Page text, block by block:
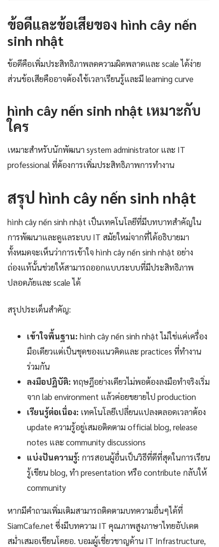
ข้อดีและข้อเสียของ hình cây nến
sinh nhật
ข้อดีคือเพิ่มประสิทธิภาพลดความผิดพลาดและ scale ได้ง่าย
ส่วนข้อเสียคืออาจต้องใช้เวลาเรียนรู้และมี learning curve
hình cây nến sinh nhật เหมาะกับ
ใคร
เหมาะสำหรับนักพัฒนา system administrator และ IT
professional ที่ต้องการเพิ่มประสิทธิภาพการทำงาน
สรุป hình cây nến sinh nhật
hình cây nến sinh nhật เป็นเทคโนโลยีที่มีบทบาทสำคัญใน
การพัฒนาและดูแลระบบ IT สมัยใหม่จากที่ได้อธิบายมา
ทั้งหมดจะเห็นว่าการเข้าใจ hình cây nến sinh nhật อย่าง
ถ่องแท้นั้นช่วยให้สามารถออกแบบระบบที่มีประสิทธิภาพ
ปลอดภัยและ scale ได้
สรุปประเด็นสำคัญ:
เข้าใจพื้นฐาน: hình cây nến sinh nhật ไม่ใช่แค่เครื่อง
มือเดียวแต่เป็นชุดของแนวคิดและ practices ที่ทำงาน
ร่วมกัน
ลงมือปฏิบัติ: ทฤษฎีอย่างเดียวไม่พอต้องลงมือทำจริงเริ่ม
จาก lab environment แล้วค่อยขยายไป production
เรียนรู้ต่อเนื่อง: เทคโนโลยีเปลี่ยนแปลงตลอดเวลาต้อง
update ความรู้อยู่เสมอติดตาม official blog, release
notes และ community discussions
แบ่งปันความรู้: การสอนผู้อื่นเป็นวิธีที่ดีที่สุดในการเรียน
รู้เขียน blog, ทำ presentation หรือ contribute กลับให้
community
หากมีคำถามเพิ่มเติมสามารถติดตามบทความอื่นๆได้ที่
SiamCafe.net ซึ่งมีบทความ IT คุณภาพสูงภาษาไทยอัปเดต
สม่ำเสมอเขียนโดยอ. บอมผู้เชี่ยวชาญด้าน IT Infrastructure,